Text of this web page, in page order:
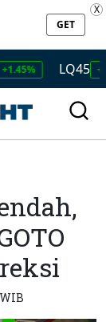
GET
X
LQ45 +1.50%